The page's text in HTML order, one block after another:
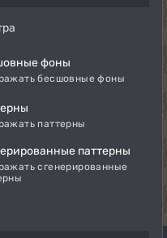
фоны
бесшовные фоны
паттерны
паттерны
сгенерированные